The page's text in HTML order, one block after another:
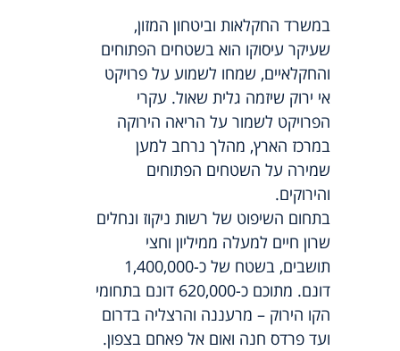
במשרד החקלאות וביטחון המזון,
שעיקר עיסוקו הוא בשטחים הפתוחים
והחקלאיים, שמחו לשמוע על פרויקט
אי ירוק שיזמה גלית שאול. עקרי
הפרויקט לשמור על הריאה הירוקה
במרכז הארץ, מהלך נרחב למען
שמירה על השטחים הפתוחים
והירוקים.
בתחום השיפוט של רשות ניקוז ונחלים
שרון חיים למעלה ממיליון וחצי
תושבים, בשטח של כ-1,400,000
דונם. מתוכם כ-620,000 דונם בתחומי
הקו הירוק – מרעננה והרצליה בדרום
ועד פרדס חנה ואום אל פאחם בצפון.